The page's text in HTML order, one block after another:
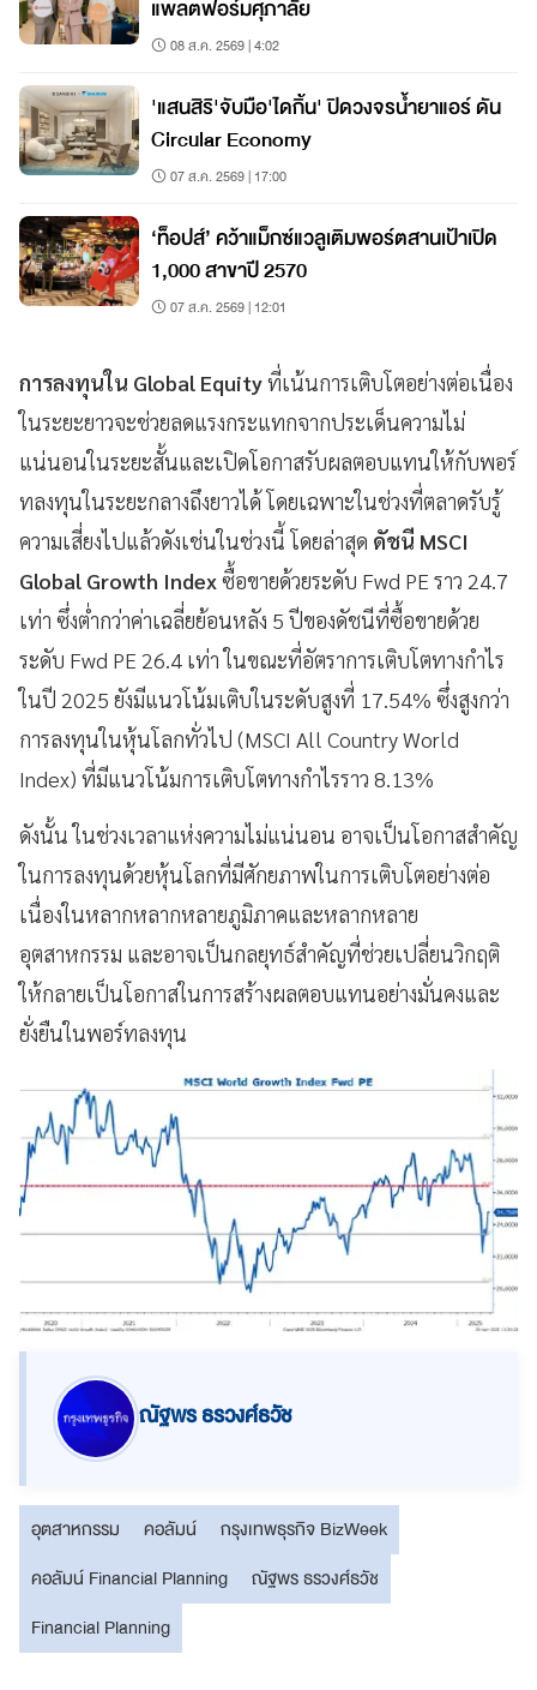
แพลตฟอร์มศุภาลัย
08 ส.ค. 2569 | 4:02
'แสนสิริ'จับมือ'ไดกิ้น' ปิดวงจรน้ำยาแอร์ ดัน
Circular Economy
07 ส.ค. 2569 | 17:00
‘ท็อปส์’ คว้าแม็กซ์แวลูเติมพอร์ตสานเป้าเปิด
1,000 สาขาปี 2570
07 ส.ค. 2569 | 12:01
การลงทุนใน Global Equityที่เน้นการเติบโตอย่างต่อเนื่อง
ในระยะยาวจะช่วยลดแรงกระแทกจากประเด็นความไม่
แน่นอนในระยะสั้นและเปิดโอกาสรับผลตอบแทนให้กับพอร์
ทลงทุนในระยะกลางถึงยาวได้ โดยเฉพาะในช่วงที่ตลาดรับรู้
ความเสี่ยงไปแล้วดังเช่นในช่วงนี้ โดยล่าสุด ดัชนี MSCI
Global Growth Indexซื้อขายด้วยระดับ Fwd PE ราว 24.7
เท่า ซึ่งต่ำกว่าค่าเฉลี่ยย้อนหลัง 5 ปีของดัชนีที่ซื้อขายด้วย
ระดับ Fwd PE 26.4 เท่า ในขณะที่อัตราการเติบโตทางกำไร
ในปี 2025 ยังมีแนวโน้มเติบในระดับสูงที่ 17.54% ซึ่งสูงกว่า
การลงทุนในหุ้นโลกทั่วไป (MSCI All Country World
Index) ที่มีแนวโน้มการเติบโตทางกำไรราว 8.13%
ดังนั้น ในช่วงเวลาแห่งความไม่แน่นอน อาจเป็นโอกาสสำคัญ
ในการลงทุนด้วยหุ้นโลกที่มีศักยภาพในการเติบโตอย่างต่อ
เนื่องในหลากหลากหลายภูมิภาคและหลากหลาย
อุตสาหกรรม และอาจเป็นกลยุทธ์สำคัญที่ช่วยเปลี่ยนวิกฤติ
ให้กลายเป็นโอกาสในการสร้างผลตอบแทนอย่างมั่นคงและ
ยั่งยืนในพอร์ทลงทุน
ณัฐพร ธรวงศ์ธวัช
อุตสาหกรรม คอลัมน์
กรุงเทพธุรกิจ BizWeek
คอลัมน์ Financial Planning
ณัฐพร ธรวงศ์ธวัช
Financial Planning